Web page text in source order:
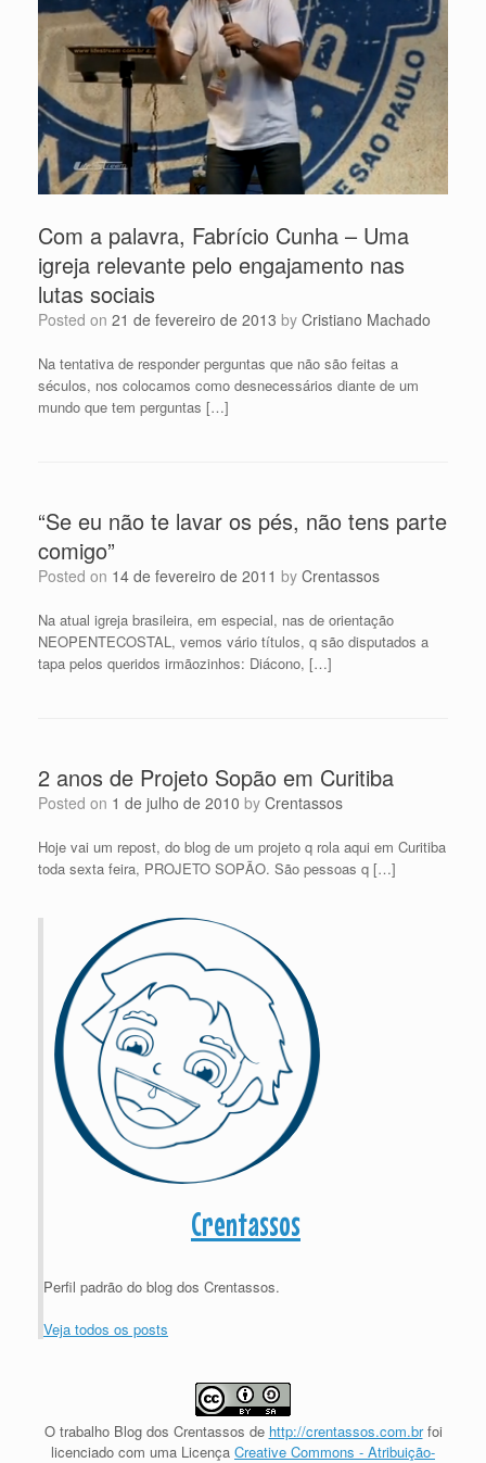
Com a palavra, Fabrício Cunha – Uma
igreja relevante pelo engajamento nas
lutas sociais
Posted on 21 de fevereiro de 2013 by Cristiano Machado
Na tentativa de responder perguntas que não são feitas a
séculos, nos colocamos como desnecessários diante de um
mundo que tem perguntas […]
“Se eu não te lavar os pés, não tens parte
comigo”
Posted on 14 de fevereiro de 2011 by Crentassos
Na atual igreja brasileira, em especial, nas de orientação
NEOPENTECOSTAL, vemos vário títulos, q são disputados a
tapa pelos queridos irmãozinhos: Diácono, […]
2 anos de Projeto Sopão em Curitiba
Posted on 1 de julho de 2010 by Crentassos
Hoje vai um repost, do blog de um projeto q rola aqui em Curitiba
toda sexta feira, PROJETO SOPÃO. São pessoas q […]
Crentassos
Perfil padrão do blog dos Crentassos.
Veja todos os posts
O trabalho Blog dos Crentassos de http://crentassos.com.brfoi
licenciado com uma Licença Creative Commons - Atribuição-